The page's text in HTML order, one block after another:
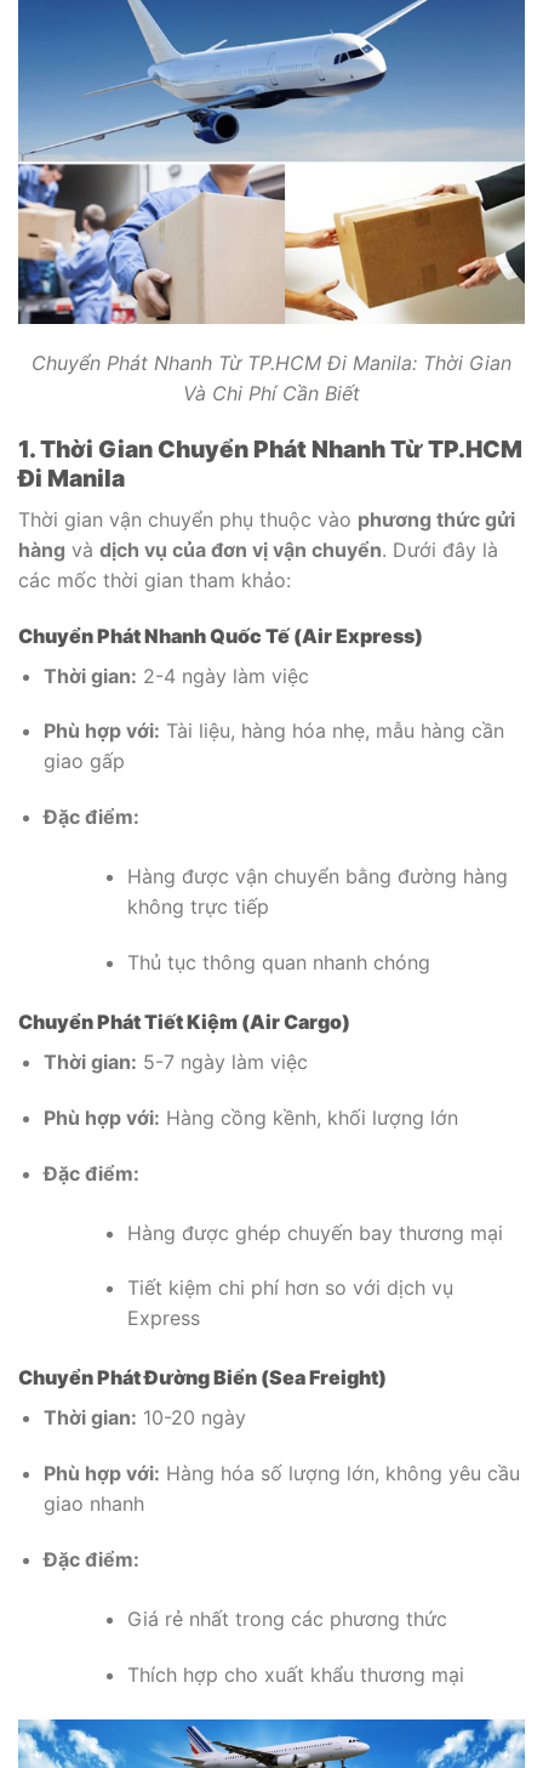
Chuyển Phát Nhanh Từ TP.HCM Đi Manila: Thời Gian
Và Chi Phí Cần Biết
1. Thời Gian Chuyển Phát Nhanh Từ TP.HCM
Đi Manila
Thời gian vận chuyển phụ thuộc vào phương thức gửi
hàng và dịch vụ của đơn vị vận chuyển. Dưới đây là
các mốc thời gian tham khảo:
Chuyển Phát Nhanh Quốc Tế (Air Express)
Thời gian: 2-4 ngày làm việc
Phù hợp với: Tài liệu, hàng hóa nhẹ, mẫu hàng cần
giao gấp
Đặc điểm:
Hàng được vận chuyển bằng đường hàng
không trực tiếp
Thủ tục thông quan nhanh chóng
Chuyển Phát Tiết Kiệm (Air Cargo)
Thời gian: 5-7 ngày làm việc
Phù hợp với: Hàng cồng kềnh, khối lượng lớn
Đặc điểm:
Hàng được ghép chuyến bay thương mại
Tiết kiệm chi phí hơn so với dịch vụ
Express
Chuyển Phát Đường Biển (Sea Freight)
Thời gian: 10-20 ngày
Phù hợp với: Hàng hóa số lượng lớn, không yêu cầu
giao nhanh
Đặc điểm:
Giá rẻ nhất trong các phương thức
Thích hợp cho xuất khẩu thương mại